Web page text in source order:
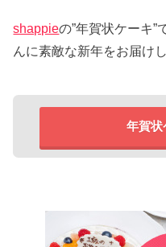
shappieの”年賀状ケーキ”
んに素敵な新年をお届けし
年賀状